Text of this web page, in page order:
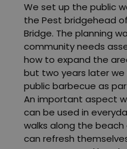
We set up the public
the Pest bridgehead
Bridge. The planning
community needs
how to expand the
but two years later
public barbecue as
An important aspect
can be used in
walks along the
can refresh